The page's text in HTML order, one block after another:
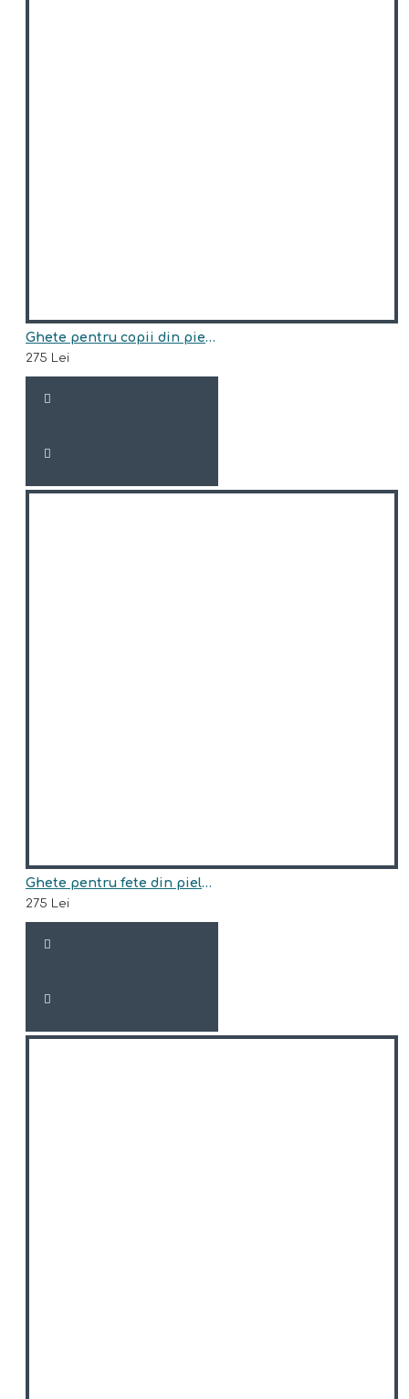
Ghete pentru copii din piele naturala model EDEN
275 Lei
Ghete pentru fete din piele naturala model EMERY
275 Lei